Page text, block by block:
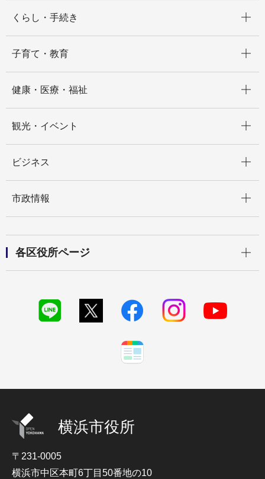
くらし・手続き
子育て・教育
健康・医療・福祉
観光・イベント
ビジネス
市政情報
各区役所ページ
横浜市役所
〒231-0005
横浜市中区本町6丁目50番地の10